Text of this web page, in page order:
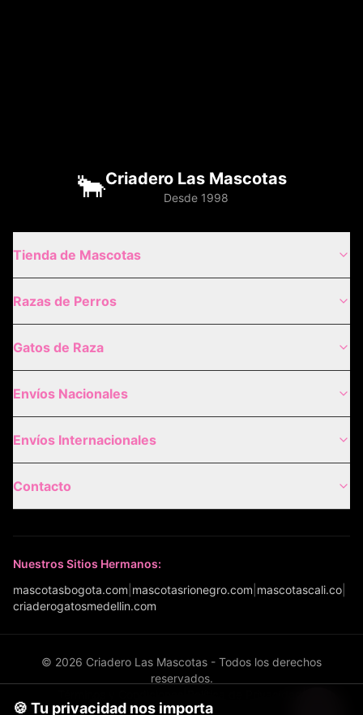
🐂Criadero Las Mascotas
Desde 1998
Tienda de Mascotas
Razas de Perros
Gatos de Raza
Envíos Nacionales
Envíos Internacionales
Contacto
Nuestros Sitios Hermanos:
mascotasbogota.com mascotasrionegro.com mascotascali.co
criaderogatosmedellin.com
© 2026 Criadero Las Mascotas - Todos los derechos
reservados.
Política de Envíos|Configurar cookies
🍪 Tu privacidad nos importa